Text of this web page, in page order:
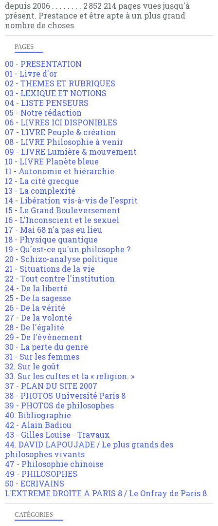
depuis 2006 . . . . . . . . 2 852 214 pages vues jusqu'à
présent. Prestance et être apte à un plus grand
nombre de choses.
PAGES
00 - PRESENTATION
01 - Livre d'or
02 - THEMES ET RUBRIQUES
03 - LEXIQUE ET NOTIONS
04 - LISTE PENSEURS
05 - Notre rédaction
06 - LIVRES ICI DISPONIBLES
07 - LIVRE Peuple & création
08 - LIVRE Philosophie à venir
09 - LIVRE Lumière & mouvement
10 - LIVRE Planète bleue
11 - Autonomie et hiérarchie
12 - La cité grecque
13 - La complexité
14 - Libération vis-à-vis de l'esprit
15 - Le Grand Bouleversement
16 - L'Inconscient et le sexuel
17 - Mai 68 n'a pas eu lieu
18 - Physique quantique
19 - Qu'est-ce qu'un philosophe ?
20 - Schizo-analyse politique
21 - Situations de la vie
22 - Tout contre l'institution
24 - De la liberté
25 - De la sagesse
26 - De la vérité
27 - De la volonté
28 - De l'égalité
29 - De l'événement
30 - La perte du genre
31 - Sur les femmes
32. Sur le goût
33. Sur les cultes et la « religion. »
37 - PLAN DU SITE 2007
38 - PHOTOS Université Paris 8
39 - PHOTOS de philosophes
40. Bibliographie
42 - Alain Badiou
43 - Gilles Louise - Travaux
44. DAVID LAPOUJADE / Le plus grands des
philosophes vivants
47 - Philosophie chinoise
49 - PHILOSOPHES
50 - ECRIVAINS
L'EXTREME DROITE A PARIS 8 / Le Onfray de Paris 8
CATÉGORIES